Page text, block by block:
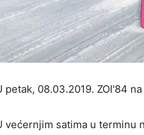
petak, 08.03.2019. ZOI'84
većernjim satima u terminu